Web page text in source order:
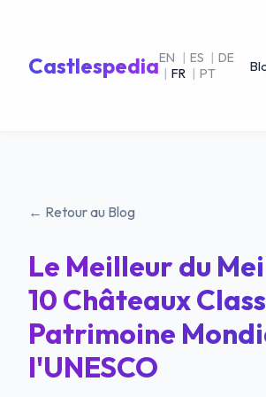
CastlespediaEN | ES | DE
| FR | PT
← Retour au Blog
Le Meilleur du
10 Châteaux
Patrimoine
l'UNESCO